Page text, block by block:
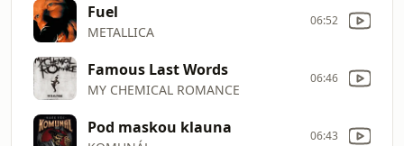
Fuel
METALLICA
06:52
Famous Last Words
MY CHEMICAL ROMANCE
06:46
Pod maskou klauna 06:43